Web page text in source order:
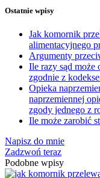
Ostatnie wpisy
Jak komornik
alimentacyjnego
Argumenty
Ile razy sąd może
zgodnie z
Opieka
naprzemiennej
zgody jednego z
Ile może zarobić
Napisz do mnie
Zadzwoń teraz
Podobne wpisy